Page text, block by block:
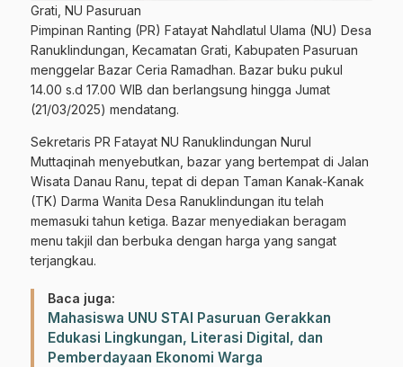
Grati, NU Pasuruan
Pimpinan Ranting (PR) Fatayat Nahdlatul Ulama (NU) Desa
Ranuklindungan, Kecamatan Grati, Kabupaten Pasuruan
menggelar Bazar Ceria Ramadhan. Bazar buku pukul
14.00 s.d 17.00 WIB dan berlangsung hingga Jumat
(21/03/2025) mendatang.
Sekretaris PR Fatayat NU Ranuklindungan Nurul
Muttaqinah menyebutkan, bazar yang bertempat di Jalan
Wisata Danau Ranu, tepat di depan Taman Kanak-Kanak
(TK) Darma Wanita Desa Ranuklindungan itu telah
memasuki tahun ketiga. Bazar menyediakan beragam
menu takjil dan berbuka dengan harga yang sangat
terjangkau.
Baca juga:
Mahasiswa UNU STAI Pasuruan Gerakkan
Edukasi Lingkungan, Literasi Digital, dan
Pemberdayaan Ekonomi Warga